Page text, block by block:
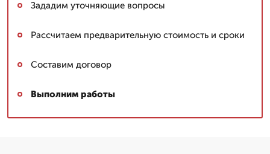
Зададим уточняющие вопросы
Рассчитаем предварительную стоимость и сроки
Составим договор
Выполним работы